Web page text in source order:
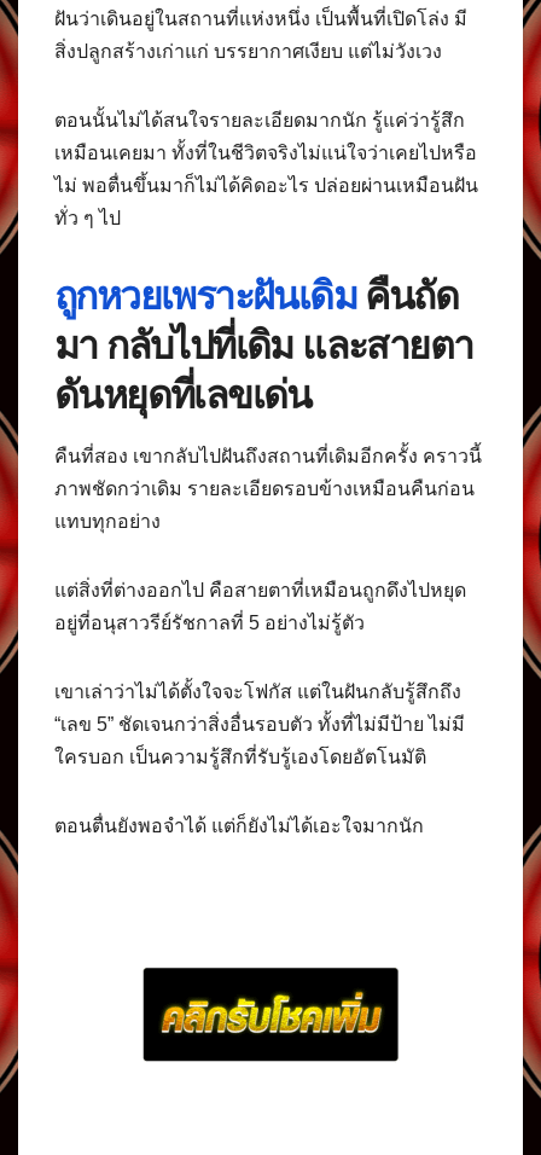
ฝันว่าเดินอยู่ในสถานที่แห่งหนึ่ง เป็นพื้นที่เปิดโล่ง มี
สิ่งปลูกสร้างเก่าแก่ บรรยากาศเงียบ แต่ไม่วังเวง
ตอนนั้นไม่ได้สนใจรายละเอียดมากนัก รู้แค่ว่ารู้สึก
เหมือนเคยมา ทั้งที่ในชีวิตจริงไม่แน่ใจว่าเคยไปหรือ
ไม่ พอตื่นขึ้นมาก็ไม่ได้คิดอะไร ปล่อยผ่านเหมือนฝัน
ทั่ว ๆ ไป
ถูกหวยเพราะฝันเดิม คืนถัด
มา กลับไปที่เดิม และสายตา
ดันหยุดที่เลขเด่น
คืนที่สอง เขากลับไปฝันถึงสถานที่เดิมอีกครั้ง คราวนี้
ภาพชัดกว่าเดิม รายละเอียดรอบข้างเหมือนคืนก่อน
แทบทุกอย่าง
แต่สิ่งที่ต่างออกไป คือสายตาที่เหมือนถูกดึงไปหยุด
อยู่ที่อนุสาวรีย์รัชกาลที่ 5 อย่างไม่รู้ตัว
เขาเล่าว่าไม่ได้ตั้งใจจะโฟกัส แต่ในฝันกลับรู้สึกถึง
“เลข 5” ชัดเจนกว่าสิ่งอื่นรอบตัว ทั้งที่ไม่มีป้าย ไม่มี
ใครบอก เป็นความรู้สึกที่รับรู้เองโดยอัตโนมัติ
ตอนตื่นยังพอจำได้ แต่ก็ยังไม่ได้เอะใจมากนัก